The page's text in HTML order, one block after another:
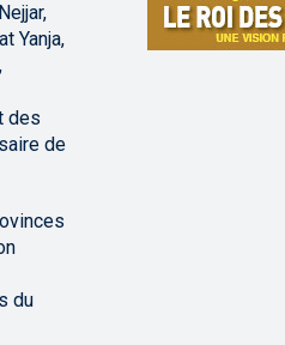
Yanja,
des
de
du